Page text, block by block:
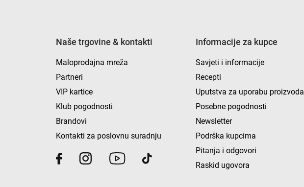
Naše trgovine & kontakti
Maloprodajna mreža
Partneri
VIP kartice
Klub pogodnosti
Brandovi
Kontakti za poslovnu suradnju
Informacije za kupce
Savjeti i informacije
Recepti
Uputstva za uporabu proizvoda
Posebne pogodnosti
Newsletter
Podrška kupcima
Pitanja i odgovori
Raskid ugovora